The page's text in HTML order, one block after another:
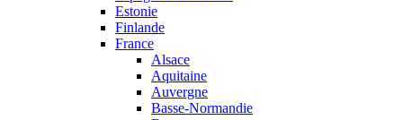
Estonie
Finlande
France
Alsace
Aquitaine
Auvergne
Basse-Normandie